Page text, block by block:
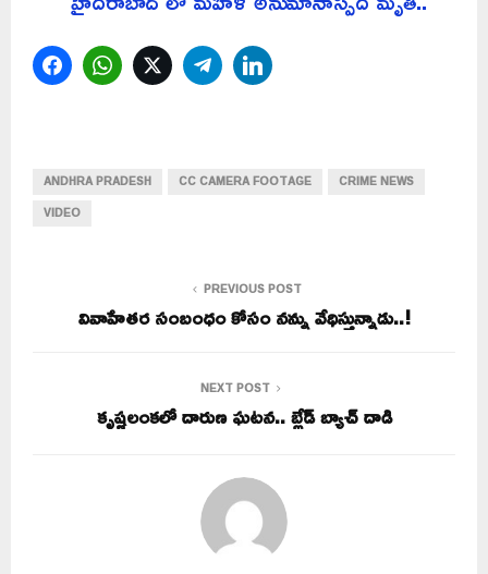
FacebookWhatsAppTwitterTelegram
ANDHRA PRADESH CC CAMERA FOOTAGE
CRIME NEWS
VIDEO
PREVIOUS POST
వివాహేతర సంబంధం కోసం నన్ను వేధిస్తున్నాడు..!
NEXT POST
కృష్ణలంకలో దారుణ ఘటన.. బ్లేడ్ బ్యాచ్ దాడి